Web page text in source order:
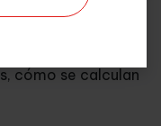
precios,
cómo se calculan